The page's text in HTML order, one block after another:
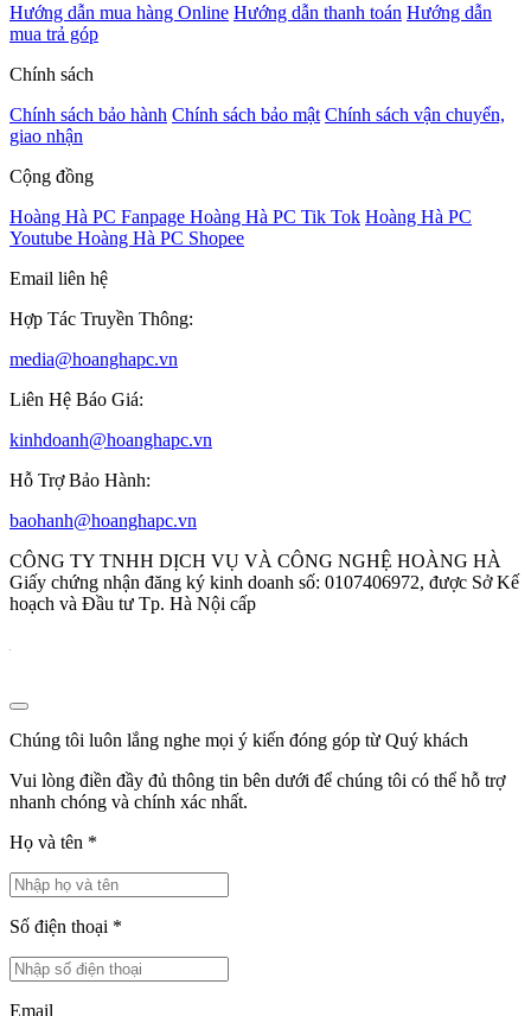
Hướng dẫn mua hàng Online Hướng dẫn thanh toán Hướng dẫn
mua trả góp
Chính sách
Chính sách bảo hành Chính sách bảo mật Chính sách vận chuyển,
giao nhận
Cộng đồng
Hoàng Hà PC Fanpage Hoàng Hà PC Tik Tok Hoàng Hà PC
Youtube Hoàng Hà PC Shopee
Email liên hệ
Hợp Tác Truyền Thông:
media@hoanghapc.vn
Liên Hệ Báo Giá:
kinhdoanh@hoanghapc.vn
Hỗ Trợ Bảo Hành:
baohanh@hoanghapc.vn
CÔNG TY TNHH DỊCH VỤ VÀ CÔNG NGHỆ HOÀNG HÀ
Giấy chứng nhận đăng ký kinh doanh số: 0107406972, được Sở Kế
hoạch và Đầu tư Tp. Hà Nội cấp
Chúng tôi luôn lắng nghe mọi ý kiến đóng góp từ Quý khách
Vui lòng điền đầy đủ thông tin bên dưới để chúng tôi có thể hỗ trợ
nhanh chóng và chính xác nhất.
Họ và tên *
Số điện thoại *
Email